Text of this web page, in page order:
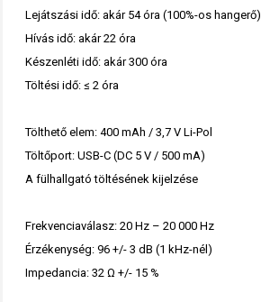
Lejátszási idő: akár 54 óra (100%-os hangerő)
Hívás idő: akár 22 óra
Készenléti idő: akár 300 óra
Töltési idő: ≤ 2 óra
Tölthető elem: 400 mAh / 3,7 V Li-Pol
Töltőport: USB-C (DC 5 V / 500 mA)
A fülhallgató töltésének kijelzése
Frekvenciaválasz: 20 Hz – 20 000 Hz
Érzékenység: 96 +/- 3 dB (1 kHz-nél)
Impedancia: 32 Ω +/- 15 %